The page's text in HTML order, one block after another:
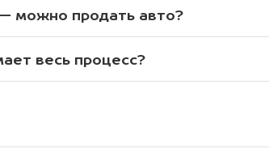
можно продать авто?
весь процесс?